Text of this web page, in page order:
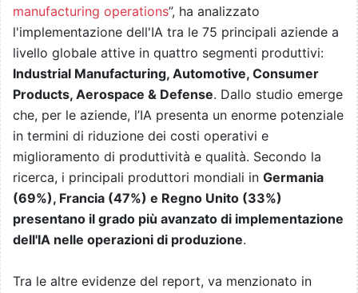
manufacturing operations”, ha analizzato
l'implementazione dell'IA tra le 75 principali aziende a
livello globale attive in quattro segmenti produttivi:
Industrial Manufacturing, Automotive, Consumer
Products, Aerospace & Defense. Dallo studio emerge
che, per le aziende, l’IA presenta un enorme potenziale
in termini di riduzione dei costi operativi e
miglioramento di produttività e qualità. Secondo la
ricerca, i principali produttori mondiali in Germania
(69%), Francia (47%) e Regno Unito (33%)
presentano il grado più avanzato di implementazione
dell'IA nelle operazioni di produzione.
Tra le altre evidenze del report, va menzionato in